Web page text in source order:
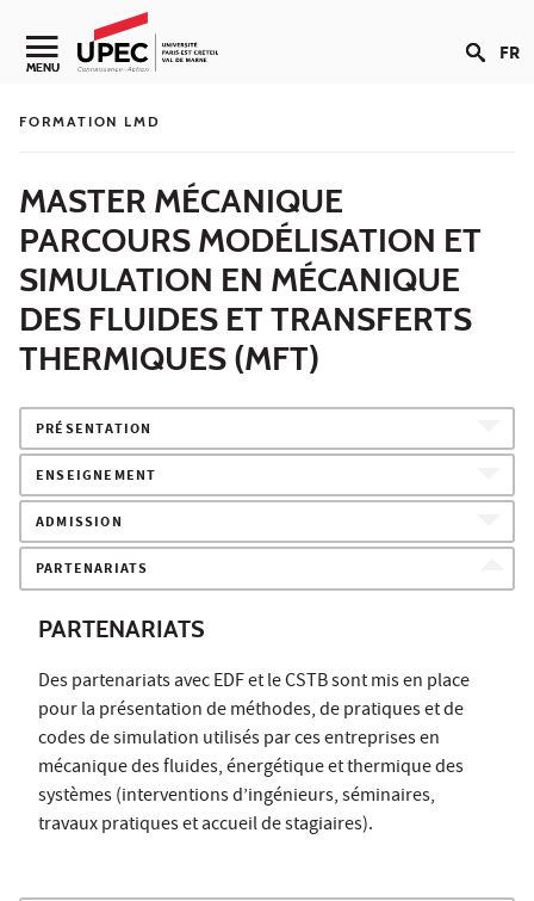
Aller au contenu
Navigation secondaire
MENU FR
FORMATION LMD
MASTER MÉCANIQUE
PARCOURS MODÉLISATION ET
SIMULATION EN MÉCANIQUE
DES FLUIDES ET TRANSFERTS
THERMIQUES (MFT)
PRÉSENTATION
ENSEIGNEMENT
ADMISSION
PARTENARIATS
PARTENARIATS
Des partenariats avec EDF et le CSTB sont mis en place
pour la présentation de méthodes, de pratiques et de
codes de simulation utilisés par ces entreprises en
mécanique des fluides, énergétique et thermique des
systèmes (interventions d’ingénieurs, séminaires,
travaux pratiques et accueil de stagiaires).